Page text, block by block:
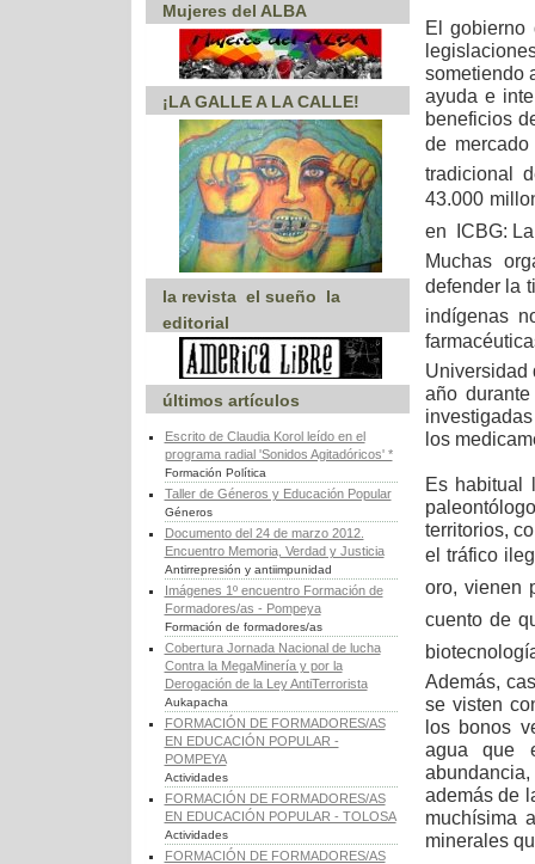
Mujeres del ALBA
¡LA GALLE A LA CALLE!
la revista  el sueño  la
editorial
últimos artículos
Escrito de Claudia Korol leído en el
programa radial 'Sonidos Agitadóricos' *
Formación Política
Taller de Géneros y Educación Popular
Géneros
Documento del 24 de marzo 2012.
Encuentro Memoria, Verdad y Justicia
Antirrepresión y antiimpunidad
Imágenes 1º encuentro Formación de
Formadores/as - Pompeya
Formación de formadores/as
Cobertura Jornada Nacional de lucha
Contra la MegaMinería y por la
Derogación de la Ley AntiTerrorista
Aukapacha
FORMACIÓN DE FORMADORES/AS
EN EDUCACIÓN POPULAR -
POMPEYA
Actividades
FORMACIÓN DE FORMADORES/AS
EN EDUCACIÓN POPULAR - TOLOSA
Actividades
FORMACIÓN DE FORMADORES/AS
El gobierno
sometiendo
ayuda e
beneficios
de
tradicional
43.000
en ICBG:
Muchas
defender la
indígenas
Universidad
año
los
Es habitual
territorios,
el tráfico
oro, vienen
cuento de
Además,
se visten
los bonos
agua que
además de
muchísima
minerales